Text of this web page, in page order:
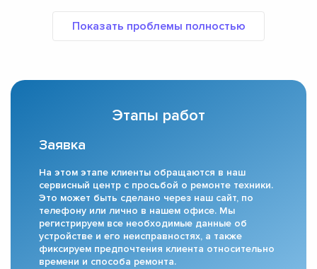
Этапы работ
Заявка
На этом этапе клиенты обращаются в наш
сервисный центр с просьбой о ремонте техники.
Это может быть сделано через наш сайт, по
телефону или лично в нашем офисе. Мы
регистрируем все необходимые данные об
устройстве и его неисправностях, а также
фиксируем предпочтения клиента относительно
времени и способа ремонта.